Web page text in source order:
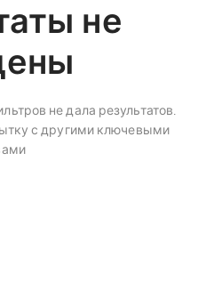
не
не дала результатов.
с другими ключевыми